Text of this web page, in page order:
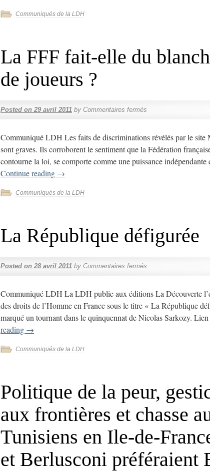
Communiqués de la LDH
La FFF fait-elle du
de joueurs ?
Posted on 29 avril 2011 by Commentaires fermés
Communiqué LDH Les faits de discriminations révélés par le site
sont graves. Ils corroborent le sentiment que la Fédération
contourne la loi, se comporte comme une puissance
Continue reading →
Communiqués de la LDH
La République défigurée
Posted on 28 avril 2011 by Commentaires fermés
Communiqué LDH La LDH publie aux éditions La Découverte
des droits de l’Homme en France sous le titre « La République
marqué un tournant dans le quinquennat de Nicolas Sarkozy.
reading →
Communiqués de la LDH
Politique de la peur,
aux frontières et chasse
Tunisiens en Ile-de-
et Berlusconi préféraient